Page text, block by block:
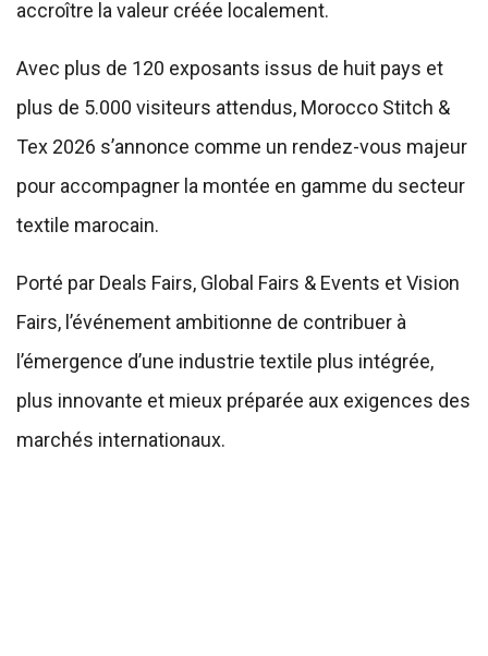
accroître la valeur créée localement.
Avec plus de 120 exposants issus de huit pays et
plus de 5.000 visiteurs attendus, Morocco Stitch &
Tex 2026 s’annonce comme un rendez-vous majeur
pour accompagner la montée en gamme du secteur
textile marocain.
Porté par Deals Fairs, Global Fairs & Events et Vision
Fairs, l’événement ambitionne de contribuer à
l’émergence d’une industrie textile plus intégrée,
plus innovante et mieux préparée aux exigences des
marchés internationaux.